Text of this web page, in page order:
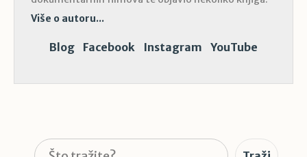
Više o autoru...
Blog Facebook Instagram YouTube
Pretraga